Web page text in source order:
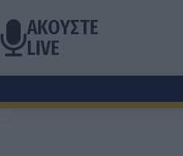
ΑΚΟΥΣΤΕ
LIVE